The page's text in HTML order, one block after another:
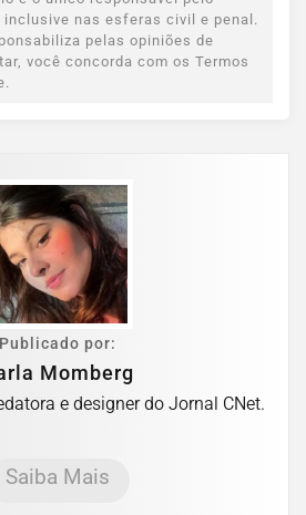
inclusive nas esferas civil e penal.
pelas opiniões de
você concorda com os Termos
Publicado por:
Momberg
e designer do Jornal CNet.
Saiba Mais